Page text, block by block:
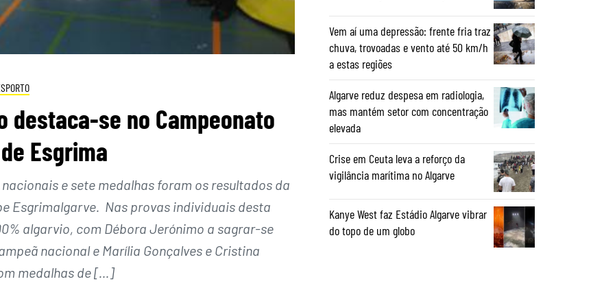
destaca-se no Campeonato
Esgrima
e sete medalhas foram os resultados da
Esgrimalgarve. Nas provas individuais desta
algarvio, com Débora Jerónimo a sagrar-se
nacional e Marília Gonçalves e Cristina
medalhas de […]
Vem aí uma depressão: frente fria traz
chuva, trovoadas e vento até 50 km/h
a estas regiões
Algarve reduz despesa em radiologia,
mas mantém setor com concentração
elevada
Crise em Ceuta leva a reforço da
vigilância marítima no Algarve
Kanye West faz Estádio Algarve vibrar
do topo de um globo